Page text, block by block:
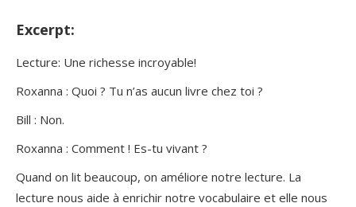
Excerpt:
Lecture: Une richesse incroyable!
Roxanna : Quoi ? Tu n’as aucun livre chez toi ?
Bill : Non.
Roxanna : Comment ! Es-tu vivant ?
Quand on lit beaucoup, on améliore notre lecture. La
lecture nous aide à enrichir notre vocabulaire et elle nous